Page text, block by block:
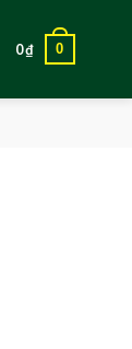
0₫ 0